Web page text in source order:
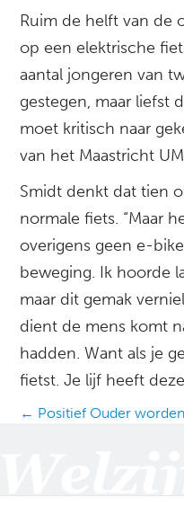
Ruim de helft van de
op een elektrische
aantal jongeren van
gestegen, maar liefst
moet kritisch naar
van het Maastricht
Smidt denkt dat tien
normale fiets. “Maar
overigens geen e-
beweging. Ik hoorde
maar dit gemak
dient de mens komt
hadden. Want als je
fietst. Je lijf heeft
Posts
← Positief Ouder